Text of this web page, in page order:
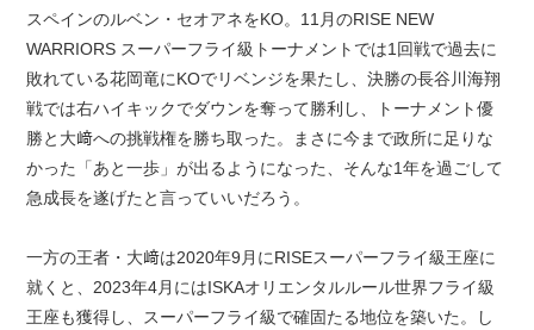
スペインのルベン・セオアネをKO。11月のRISE NEW
WARRIORS スーパーフライ級トーナメントでは1回戦で過去に
敗れている花岡竜にKOでリベンジを果たし、決勝の長谷川海翔
戦では右ハイキックでダウンを奪って勝利し、トーナメント優
勝と大﨑への挑戦権を勝ち取った。まさに今まで政所に足りな
かった「あと一歩」が出るようになった、そんな1年を過ごして
急成長を遂げたと言っていいだろう。
一方の王者・大﨑は2020年9月にRISEスーパーフライ級王座に
就くと、2023年4月にはISKAオリエンタルルール世界フライ級
王座も獲得し、スーパーフライ級で確固たる地位を築いた。し